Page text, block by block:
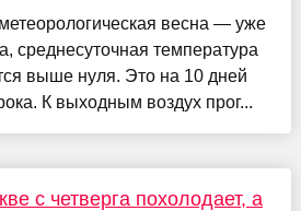
весна — уже
среднесуточная температура
выше нуля. Это на 10 дней
К выходным воздух прог...
с четверга похолодает, а